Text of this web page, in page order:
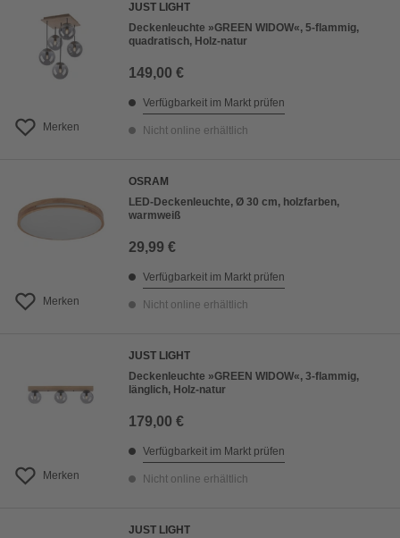
Merken
JUST LIGHT
Deckenleuchte »GREEN WIDOW«, 5-flammig,
quadratisch, Holz-natur
149,00 €
Verfügbarkeit im Markt prüfen
Nicht online erhältlich
Merken
OSRAM
LED-Deckenleuchte, Ø 30 cm, holzfarben,
warmweiß
29,99 €
Verfügbarkeit im Markt prüfen
Nicht online erhältlich
Merken
JUST LIGHT
Deckenleuchte »GREEN WIDOW«, 3-flammig,
länglich, Holz-natur
179,00 €
Verfügbarkeit im Markt prüfen
Nicht online erhältlich
JUST LIGHT